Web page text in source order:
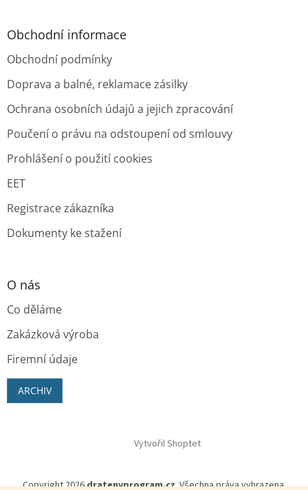
Obchodní informace
Obchodní podmínky
Doprava a balné, reklamace zásilky
Ochrana osobních údajů a jejich zpracování
Poučení o právu na odstoupení od smlouvy
Prohlášení o použití cookies
EET
Registrace zákazníka
Dokumenty ke stažení
O nás
Co děláme
Zakázková výroba
Firemní údaje
ARCHIV
Vytvořil Shoptet
Copyright 2026dratenyprogram.cz. Všechna práva vyhrazena.